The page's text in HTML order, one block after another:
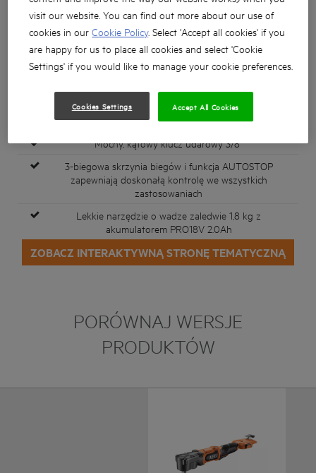
Zapewnia do 320 Nm momentu obrotowego
Mocny, kątowy klucz udarowy 3/8"
3-biegowa skrzynia biegów i funkcja AUTOSTOP
zapewniają doskonałą kontrolę we wszystkich
zastosowaniach
Lekkie narzędzie o wadze zaledwie 1,8 kg z
akumulatorem PRO18V 2.0Ah
ZOBACZ INTERAKTYWNĄ STRONĘ TEMATYCZNĄ
PORÓWNAJ WERSJE
PRODUKTÓW
visit our website. You can find out more about our use of
cookies in ourCookie Policy. Select 'Accept all cookies' if you
are happy for us to place all cookies and select 'Cookie
Settings' if you would like to manage your cookie preferences.
Cookies Settings Accept All Cookies